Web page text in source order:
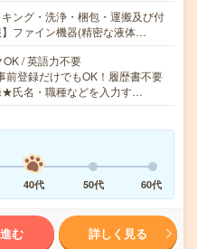
ング・洗浄・梱包・運搬及び付
ファイン機器(精密な液体…
/ 英語力不要
登録だけでもOK！履歴書不要
★氏名・職種などを入力す…
40代 50代 60代
む 詳しく見る